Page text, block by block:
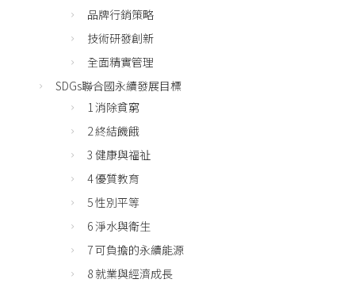
品牌行銷策略
技術研發創新
全面精實管理
SDGs聯合國永續發展目標
1 消除貧窮
2 終結饑餓
3 健康與福祉
4 優質教育
5 性別平等
6 淨水與衛生
7 可負擔的永續能源
8 就業與經濟成長